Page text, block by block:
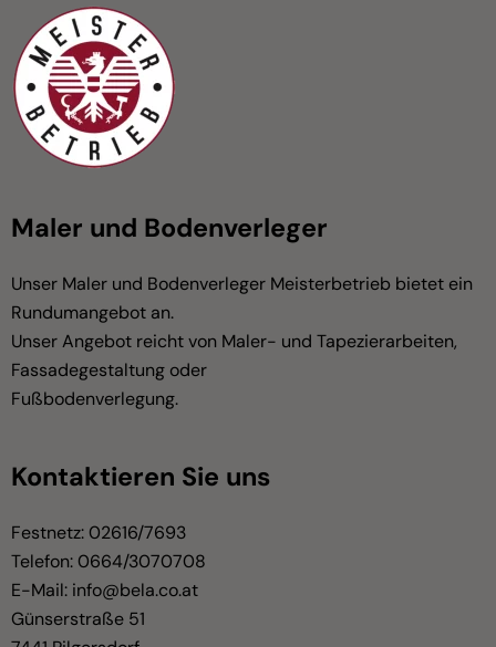
Maler und Bodenverleger
Unser Maler und Bodenverleger Meisterbetrieb bietet ein
Rundumangebot an.
Unser Angebot reicht von Maler- und Tapezierarbeiten,
Fassadegestaltung oder
Fußbodenverlegung.
Kontaktieren Sie uns
Festnetz: 02616/7693
Telefon: 0664/3070708
E-Mail: info@bela.co.at
Günserstraße 51